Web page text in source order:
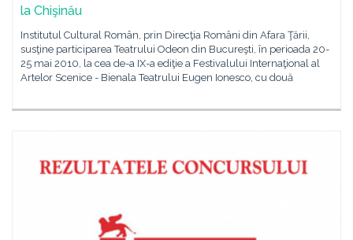
la Chişinău
Institutul Cultural Român, prin Direcţia Români din Afara Ţării,
susţine participarea Teatrului Odeon din Bucureşti, în perioada 20-
25 mai 2010, la cea de-a IX-a ediţie a Festivalului Internaţional al
Artelor Scenice - Bienala Teatrului Eugen Ionesco, cu două